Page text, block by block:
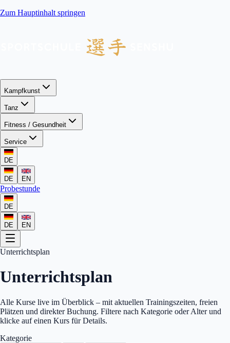
Zum Hauptinhalt springen
Kampfkunst
Tanz
Fitness / Gesundheit
Service
DE
DE EN
Probestunde
DE
DE EN
Unterrichtsplan
Unterrichtsplan
Alle Kurse live im Überblick – mit aktuellen Trainingszeiten, freien
Plätzen und direkter Buchung. Filtere nach Kategorie oder Alter und
klicke auf einen Kurs für Details.
Kategorie